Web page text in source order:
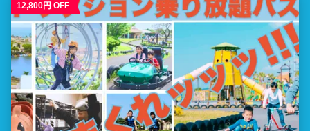
つくしてください。 【対象アトラクション】 疾風怒濤の鉄
人舞台 (単品チケットの場合3,200円) ジップライン (単品
チケットの場合1,600円) GOGOカート (単品チケットの場
合800円) おもしろ自転車 (単品チケットの場合400円) シバ
スライダー (単品チケットの場合400円) ソレ！スポ / レー
ザーゾーン (単品チケットの場合1600円／2人) アーチェリ
ー (単品チケットの場合400円) バナナフロート (単品チケ
ットの場合1,200円) レトロボート (単品チケットの場合
1600円) カナディアンカヌー (単品チケットの場合1,200円
12,800円 OFF